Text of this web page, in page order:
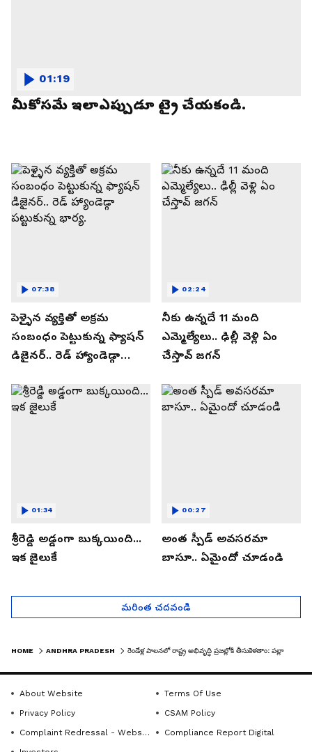
మీకోసమే ఇలాఎప్పుడూ ట్రై చేయకండి.
01:19
పెళ్ళైన వ్యక్తితో అక్రమ
సంబంధం పెట్టుకున్న ఫ్యాషన్
డిజైనర్.. రెడ్ హ్యాండెడ్గా
07:38
నీకు ఉన్నదే 11 మంది
ఎమ్మెల్యేలు.. ఢిల్లీ వెళ్లి ఏం
చేస్తావ్ జగన్
02:24
శ్రీరెడ్డి అడ్డంగా బుక్కయింది...
ఇక జైలుకే
01:34
అంత స్పీడ్ అవసరమా
బాసూ.. ఏమైందో చూడండి
00:27
మరింత చదవండి
HOME ANDHRA PRADESH
About Website
Terms Of Use
Privacy Policy
CSAM Policy
Complaint Redressal - Website
Compliance Report Digital